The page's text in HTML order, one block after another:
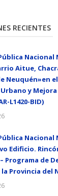
RECIENTES
Nacional
Aitue,
Neuquén»en
y
L1420-BID)
Nacional
Edificio.
Programa de
Provincia del